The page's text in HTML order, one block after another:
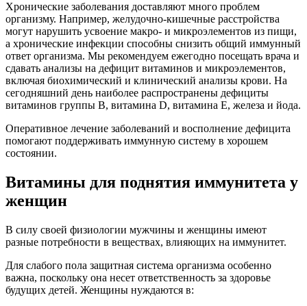
Хронические заболевания доставляют много проблем
организму. Например, желудочно-кишечные расстройства
могут нарушить усвоение макро- и микроэлементов из пищи,
а хронические инфекции способны снизить общий иммунный
ответ организма. Мы рекомендуем ежегодно посещать врача и
сдавать анализы на дефицит витаминов и микроэлементов,
включая биохимический и клинический анализы крови. На
сегодняшний день наиболее распространены дефициты
витаминов группы В, витамина D, витамина Е, железа и йода.
Оперативное лечение заболеваний и восполнение дефицита
помогают поддерживать иммунную систему в хорошем
состоянии.
Витамины для поднятия иммунитета у
женщин
В силу своей физиологии мужчины и женщины имеют
разные потребности в веществах, влияющих на иммунитет.
Для слабого пола защитная система организма особенно
важна, поскольку она несет ответственность за здоровье
будущих детей. Женщины нуждаются в: